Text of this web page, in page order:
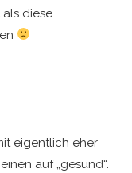
als diese
eigentlich eher
auf „gesund“.